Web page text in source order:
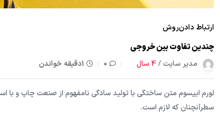
ارتباط دادنروش
چندین تفاوت بین خروجی
مدیر سایت /4 سال 0 1دقیقه خواندن
لورم ایپسوم متن ساختگی با تولید سادگی نامفهوم از صنعت چاپ و با
سطرآنچنان که لازم است.